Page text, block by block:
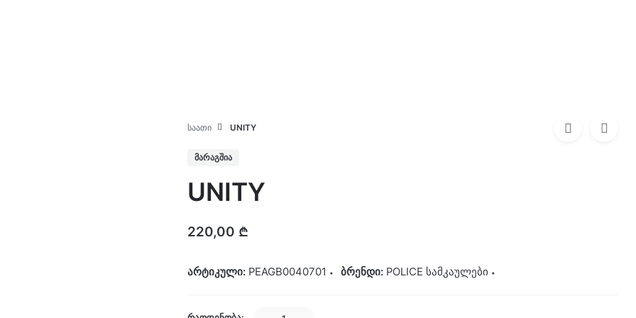
ᲡᲐᲐᲗᲘ UNITY
ᲛᲐᲠᲐᲒᲨᲘᲐ
UNITY
220,00 ₾
არტიკული: PEAGB0040701 ბრენდი: POLICE სამკაულები
UNITY